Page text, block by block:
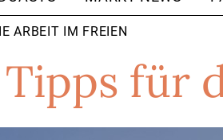
ARBEIT IM FREIEN
für